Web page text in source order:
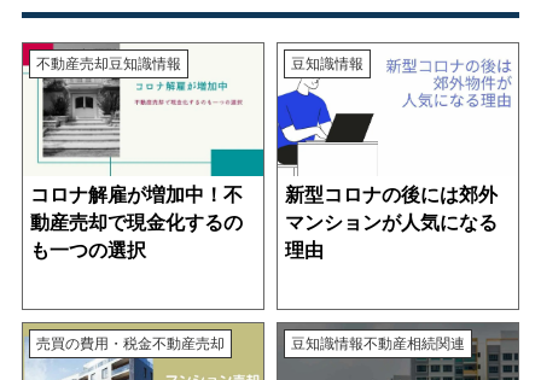
不動産売却豆知識情報
コロナ解雇が増加中！不
動産売却で現金化するの
も一つの選択
豆知識情報
新型コロナの後には郊外
マンションが人気になる
理由
売買の費用・税金不動産売却 豆知識情報不動産相続関連